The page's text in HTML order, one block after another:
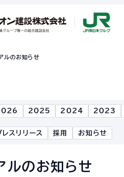
ルのお知らせ
2025 2024 2023
レスリリース 採用 お知らせ
ルのお知らせ